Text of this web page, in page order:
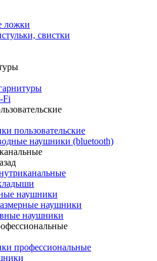
ложки
свистки
Fi
пользовательские
наушники (bluetooth)
наушники
наушники
наушники
профессиональные